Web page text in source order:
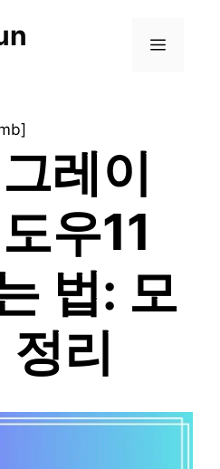
메
레이
우11
법: 모
정리